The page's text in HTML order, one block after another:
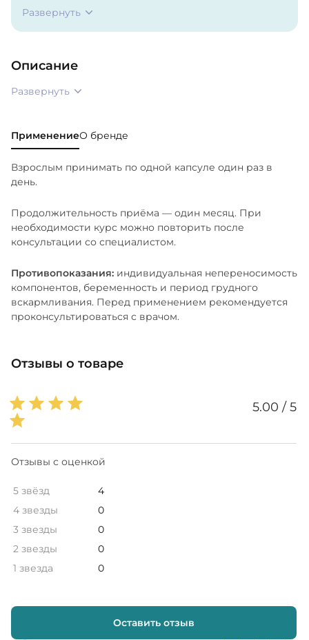
На предприятии используется сырье, содержащее
продукты переработки молока, рыбы,
Развернуть
Описание
Развернуть
ПрименениеО бренде
Взрослым принимать по одной капсуле один раз в
день.
Продолжительность приёма — один месяц. При
необходимости курс можно повторить после
консультации со специалистом.
Противопоказания: индивидуальная непереносимость
компонентов, беременность и период грудного
вскармливания. Перед применением рекомендуется
проконсультироваться с врачом.
Отзывы о товаре
5.00 / 5
Отзывы с оценкой
5 звёзд
4
4 звезды
0
3 звезды
0
2 звезды
0
1 звезда
0
Оставить отзыв